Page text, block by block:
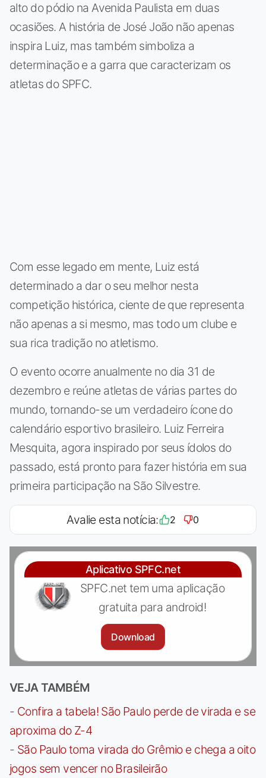
alto do pódio na Avenida Paulista em duas
ocasiões. A história de José João não apenas
inspira Luiz, mas também simboliza a
determinação e a garra que caracterizam os
atletas do SPFC.
Com esse legado em mente, Luiz está
determinado a dar o seu melhor nesta
competição histórica, ciente de que representa
não apenas a si mesmo, mas todo um clube e
sua rica tradição no atletismo.
O evento ocorre anualmente no dia 31 de
dezembro e reúne atletas de várias partes do
mundo, tornando-se um verdadeiro ícone do
calendário esportivo brasileiro. Luiz Ferreira
Mesquita, agora inspirado por seus ídolos do
passado, está pronto para fazer história em sua
primeira participação na São Silvestre.
Avalie esta notícia: 2 0
Aplicativo SPFC.net
SPFC.net tem uma aplicação
gratuita para android!
Download
VEJA TAMBÉM
- Confira a tabela! São Paulo perde de virada e se
aproxima do Z-4
- São Paulo toma virada do Grêmio e chega a oito
jogos sem vencer no Brasileirão